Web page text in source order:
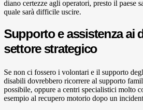
diano certezze agli operatori, presto il paese
quale sarà difficile uscire.
Supporto e assistenza ai
settore strategico
Se non ci fossero i volontari e il supporto
disabili dovrebbero ricorrere al supporto
possibile, oppure a centri specialistici molto
esempio al recupero motorio dopo un